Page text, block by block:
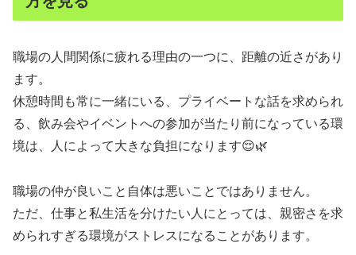
職場の人間関係に疲れる理由の一つに、距離の近さがあり
ます。
休憩時間も常に一緒にいる、プライベートな話を求められ
る、飲み会やイベントへの参加が当たり前になっている環
境は、人によって大きな負担になります😌🌿
職場の仲が良いこと自体は悪いことではありません。
ただ、仕事と私生活を分けたい人にとっては、親密さを求
められすぎる環境がストレスになることがあります。